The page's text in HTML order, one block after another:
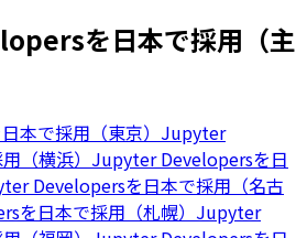
を日本で採用（主
本で採用（東京） Jupyter
（横浜） Jupyter Developersを日
Developersを日本で採用（名古
を日本で採用（札幌） Jupyter